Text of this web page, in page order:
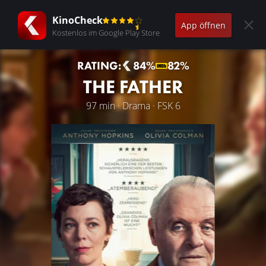
KinoCheck
Kostenlos im Google Play Store
App öffnen
RATING: 84% 82%
THE FATHER
97 min · Drama · FSK 6